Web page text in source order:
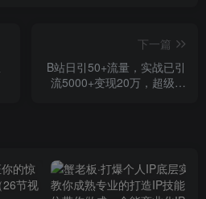
下一篇
B站日引50+流量，实战已引
流5000+变现20万，超级实